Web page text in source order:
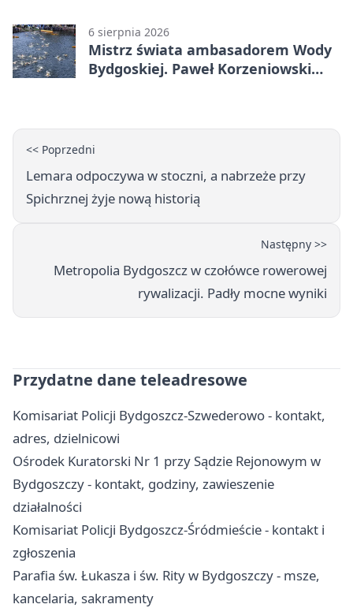
6 sierpnia 2026
Mistrz świata ambasadorem Wody
Bydgoskiej. Paweł Korzeniowski
<< Poprzedni
Lemara odpoczywa w stoczni, a nabrzeże przy
Spichrznej żyje nową historią
Następny >>
Metropolia Bydgoszcz w czołówce rowerowej
rywalizacji. Padły mocne wyniki
Przydatne dane teleadresowe
Komisariat Policji Bydgoszcz-Szwederowo - kontakt,
adres, dzielnicowi
Ośrodek Kuratorski Nr 1 przy Sądzie Rejonowym w
Bydgoszczy - kontakt, godziny, zawieszenie
działalności
Komisariat Policji Bydgoszcz-Śródmieście - kontakt i
zgłoszenia
Parafia św. Łukasza i św. Rity w Bydgoszczy - msze,
kancelaria, sakramenty